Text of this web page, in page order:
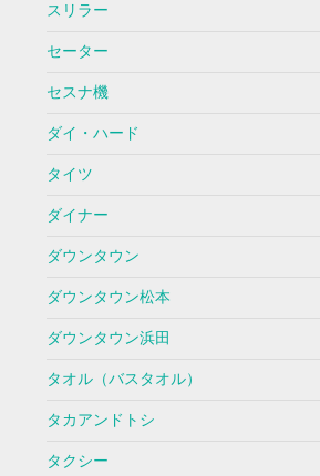
スリラー
セーター
セスナ機
ダイ・ハード
タイツ
ダイナー
ダウンタウン
ダウンタウン松本
ダウンタウン浜田
タオル（バスタオル）
タカアンドトシ
タクシー